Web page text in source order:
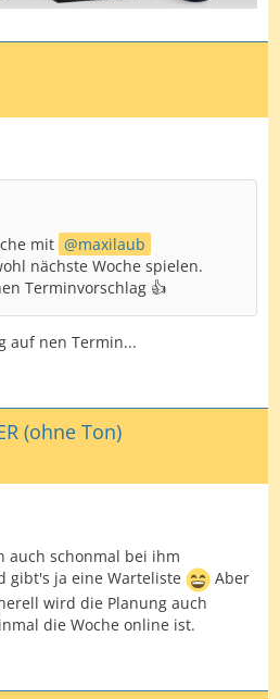
mit
maxilaub
nächste Woche spielen.
Terminvorschlag 👍
auf nen Termin...
(ohne Ton)
auch schonmal bei ihm
gibt's ja eine Warteliste
Aber
wird die Planung auch
die Woche online ist.